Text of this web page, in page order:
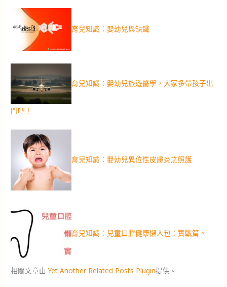
育兒知識：嬰幼兒與缺鐵
育兒知識：嬰幼兒旅遊醫學，大家多帶孩子出
門吧！
育兒知識：嬰幼兒異位性皮膚炎之照護
育兒知識：兒童口腔健康懶人包：實戰篇。
相關文章由Yet Another Related Posts Plugin提供。